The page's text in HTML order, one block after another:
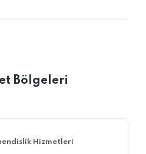
Bölgeleri
Hizmetleri